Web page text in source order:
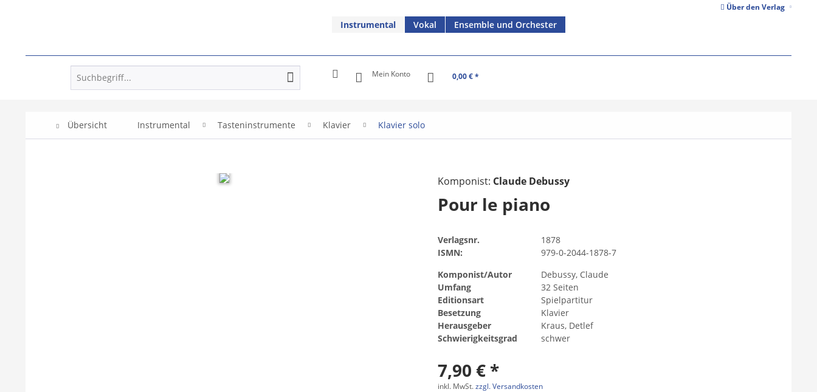
Über den Verlag
Instrumental Vokal Ensemble und Orchester
Mein Konto 0,00 € *
Übersicht Instrumental Tasteninstrumente Klavier Klavier solo
Komponist: Claude Debussy
Pour le piano
Verlagsnr.
1878
ISMN:
979-0-2044-1878-7
Komponist/Autor
Debussy, Claude
Umfang
32 Seiten
Editionsart
Spielpartitur
Besetzung
Klavier
Herausgeber
Kraus, Detlef
Schwierigkeitsgrad
schwer
7,90 € *
inkl. MwSt.zzgl. Versandkosten